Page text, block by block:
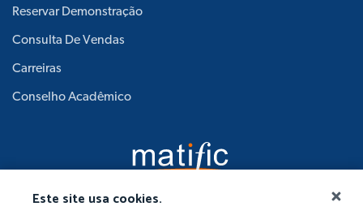
Este site usa cookies.
Reservar Demonstração
Consulta De Vendas
Carreiras
Conselho Acadêmico